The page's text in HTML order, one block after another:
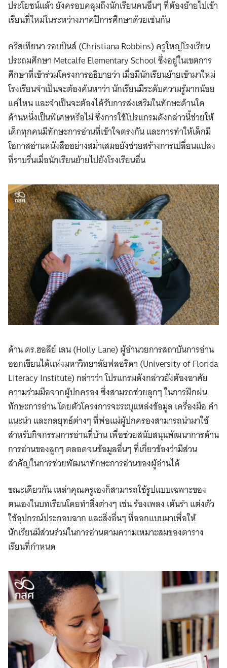
ประโยชน์แล้ว ยังครอบคลุมถึงนักเรียนคนอื่นๆ ที่ต้องย้ายไปเข้า
เรียนที่ใหม่ในระหว่างภาคปีการศึกษาด้วยเช่นกัน
คริสเทียนา รอบบินส์ (Christiana Robbins) ครูใหญ่โรงเรียน
ประถมศึกษา Metcalfe Elementary School ซึ่งอยู่ในเขตการ
ศึกษาที่เข้าร่วมโครงการอธิบายว่า เมื่อมีนักเรียนย้ายเข้ามาใหม่
โรงเรียนจำเป็นจะต้องค้นหาว่า นักเรียนมีระดับความรู้มากน้อย
แค่ไหน และจำเป็นจะต้องได้รับการส่งเสริมในทักษะด้านใด
ด้านหนึ่งเป็นพิเศษหรือไม่ ซึ่งการใช้โปรแกรมดังกล่าวนี้ช่วยให้
เด็กทุกคนมีทักษะการอ่านที่เข้าใจตรงกัน และการทำให้เด็กมี
โอกาสอ่านหนังสืออย่างสม่ำเสมอยังช่วยสร้างการเปลี่ยนแปลง
ที่ราบรื่นเมื่อนักเรียนย้ายไปยังโรงเรียนอื่น
ด้าน ดร.ฮอลีย์ เลน (Holly Lane) ผู้อำนวยการสถาบันการอ่าน
ออกเขียนได้แห่งมหาวิทยาลัยฟลอริดา (University of Florida
Literacy Institute) กล่าวว่า โปรแกรมดังกล่าวยังต้องอาศัย
ความร่วมมือจากผู้ปกครอง ซึ่งสามรถช่วยลูกๆ ในการฝึกฝน
ทักษะการอ่าน โดยตัวโครงการจะระบุแหล่งข้อมูล เครื่องมือ คำ
แนะนำ และกลยุทธ์ต่างๆ ที่พ่อแม่ผู้ปกครองสามารถนำมาใช้
สำหรับกิจกรรมการอ่านที่บ้าน เพื่อช่วยสนับสนุนพัฒนาการด้าน
การอ่านของลูกๆ ตลอดจนข้อมูลอื่นๆ ที่เกี่ยวข้องว่ามีส่วน
สำคัญในการช่วยพัฒนาทักษะการอ่านของผู้อ่านได้
ขณะเดียวกัน เหล่าคุณครูเองก็สามารถใช้รูปแบบเฉพาะของ
ตนเองในบทเรียนโดยทำสิ่งต่างๆ เช่น ร้องเพลง เต้นรำ แต่งตัว
ใช้อุปกรณ์ประกอบฉาก และสิ่งอื่นๆ ที่ออกแบบมาเพื่อให้
นักเรียนมีส่วนร่วมในการอ่านตามความเหมาะสมของตาราง
เรียนที่กำหนด